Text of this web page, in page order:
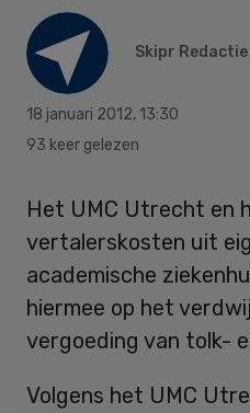
Skipr Redactie
18 januari 2012, 13:30
93 keer gelezen
Het UMC Utrecht en
vertalerskosten uit
academische
hiermee op het
vergoeding van tolk-
Volgens het UMC